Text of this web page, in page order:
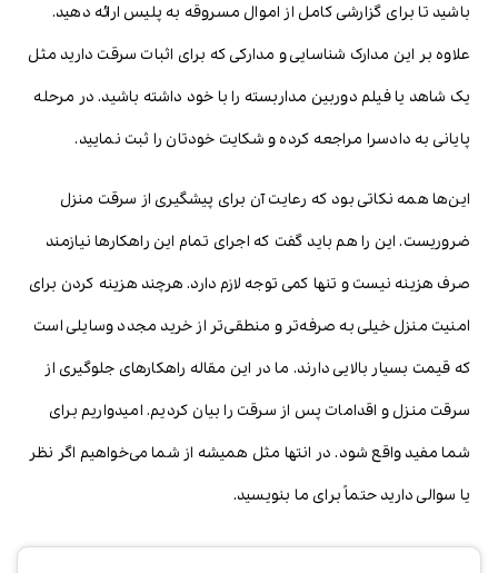
باشید تا برای گزارشی کامل از اموال مسروقه به پلیس ارائه دهید.
علاوه بر این مدارک شناسایی و مدارکی که برای اثبات سرقت دارید مثل
یک شاهد یا فیلم دوربین مداربسته را با خود داشته باشید. در مرحله
پایانی به دادسرا مراجعه کرده و شکایت خودتان را ثبت نمایید.
این‌ها همه نکاتی بود که رعایت آن برای پیشگیری از سرقت منزل
ضروریست. این را هم باید گفت که اجرای تمام این راهکارها نیازمند
صرف هزینه نیست و تنها کمی توجه لازم دارد. هرچند هزینه کردن برای
امنیت منزل خیلی به صرفه‌تر و منطقی‌تر از خرید مجدد وسایلی است
که قیمت بسیار بالایی دارند. ما در این مقاله راهکارهای جلوگیری از
سرقت منزل و اقدامات پس از سرقت را بیان کردیم. امیدواریم برای
شما مفید واقع شود. در انتها مثل همیشه از شما می‌خواهیم اگر نظر
یا سوالی دارید حتماً برای ما بنویسید.